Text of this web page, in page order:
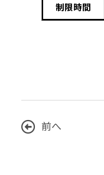
制限時間
前へ